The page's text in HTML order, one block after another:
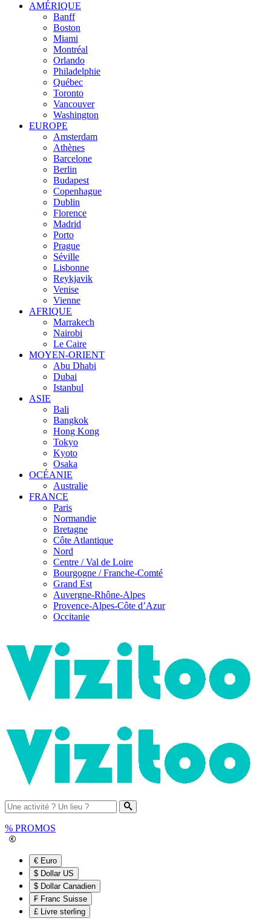
AMÉRIQUE
Banff
Boston
Miami
Montréal
Orlando
Philadelphie
Québec
Toronto
Vancouver
Washington
EUROPE
Amsterdam
Athènes
Barcelone
Berlin
Budapest
Copenhague
Dublin
Florence
Madrid
Porto
Prague
Séville
Lisbonne
Reykjavik
Venise
Vienne
AFRIQUE
Marrakech
Nairobi
Le Caire
MOYEN-ORIENT
Abu Dhabi
Dubai
Istanbul
ASIE
Bali
Bangkok
Hong Kong
Tokyo
Kyoto
Osaka
OCÉANIE
Australie
FRANCE
Paris
Normandie
Bretagne
Côte Atlantique
Nord
Centre / Val de Loire
Bourgogne / Franche-Comté
Grand Est
Auvergne-Rhône-Alpes
Provence-Alpes-Côte d’Azur
Occitanie
% PROMOS
€ Euro
$ Dollar US
$ Dollar Canadien
₣ Franc Suisse
£ Livre sterling